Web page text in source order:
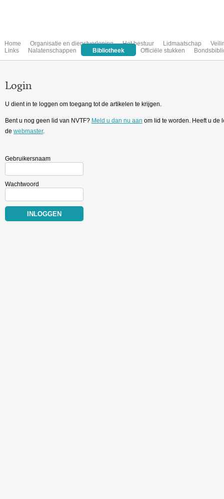
Home Organisatie en dienstverlening Het bestuur Lidmaatschap
Links
Nalatenschappen Bibliotheek Officiële stukken
Login
U dient in te loggen om toegang tot de artikelen te krijgen.
Bent u nog geen lid van NVTF? Meld u dan nu aan om lid te worden. Heeft u de
de webmaster.
Gebruikersnaam
Wachtwoord